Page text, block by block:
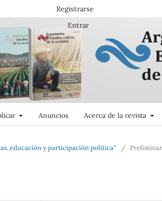
Anuncios Acerca de la revista
Registrarse
Entrar
educación y participación política" /